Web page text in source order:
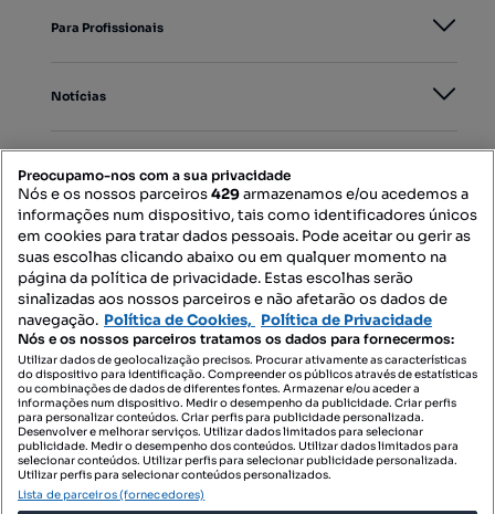
Para Profissionais
Notícias
Mapa do Site
Contacte-nos
SIGA-NOS:
DESCARREGAR NA:
Preocupamo-nos com a sua privacidade
Nós e os nossos parceiros429armazenamos e/ou acedemos a
informações num dispositivo, tais como identificadores únicos
em cookies para tratar dados pessoais. Pode aceitar ou gerir as
suas escolhas clicando abaixo ou em qualquer momento na
página da política de privacidade. Estas escolhas serão
sinalizadas aos nossos parceiros e não afetarão os dados de
navegação. Política de Cookies, Política de Privacidade
Nós e os nossos parceiros tratamos os dados para fornecermos:
Utilizar dados de geolocalização precisos. Procurar ativamente as características
do dispositivo para identificação. Compreender os públicos através de estatísticas
ou combinações de dados de diferentes fontes. Armazenar e/ou aceder a
informações num dispositivo. Medir o desempenho da publicidade. Criar perfis
para personalizar conteúdos. Criar perfis para publicidade personalizada.
Desenvolver e melhorar serviços. Utilizar dados limitados para selecionar
publicidade. Medir o desempenho dos conteúdos. Utilizar dados limitados para
selecionar conteúdos. Utilizar perfis para selecionar publicidade personalizada.
Utilizar perfis para selecionar conteúdos personalizados.
Lista de parceiros (fornecedores)